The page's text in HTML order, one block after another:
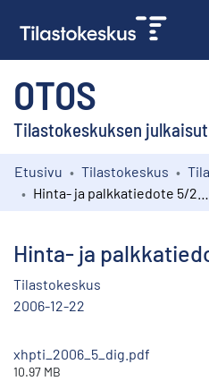
OTOS
Tilastokeskuksen
Kokoelmat
Etusivu Tilastokeskus
Hinta- ja
Tilastokeskus
2006-12-22
xhpti_2006_5_dig.pdf
10.97 MB